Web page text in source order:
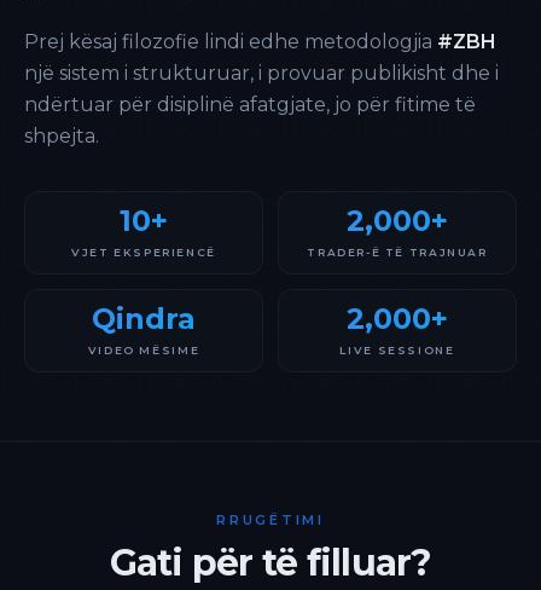
Prej kësaj filozofie lindi edhe metodologjia #ZBH
një sistem i strukturuar, i provuar publikisht dhe i
ndërtuar për disiplinë afatgjate, jo për fitime të
shpejta.
10+
VJET EKSPERIENCË
2,000+
TRADER-Ë TË TRAJNUAR
Qindra
VIDEO MËSIME
2,000+
LIVE SESSIONE
RRUGËTIMI
Gati për të filluar?